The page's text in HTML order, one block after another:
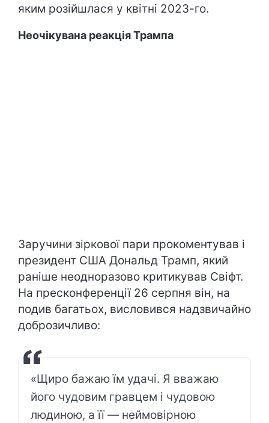
яким розійшлася у квітні 2023-го.
Неочікувана реакція Трампа
Заручини зіркової пари прокоментував і
президент США Дональд Трамп, який
раніше неодноразово критикував Свіфт.
На пресконференції 26 серпня він, на
подив багатьох, висловився надзвичайно
доброзичливо:
«Щиро бажаю їм удачі. Я вважаю
його чудовим гравцем і чудовою
людиною, а її — неймовірною